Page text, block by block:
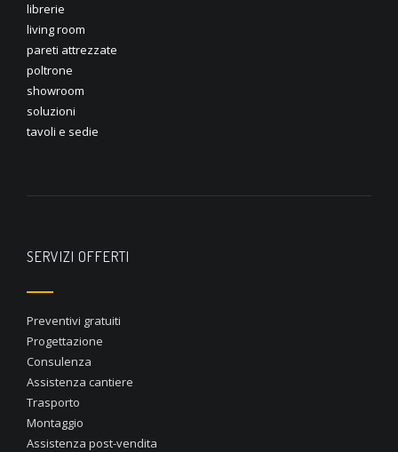
librerie
living room
pareti attrezzate
poltrone
showroom
soluzioni
tavoli e sedie
SERVIZI OFFERTI
Preventivi gratuiti
Progettazione
Consulenza
Assistenza cantiere
Trasporto
Montaggio
Assistenza post-vendita